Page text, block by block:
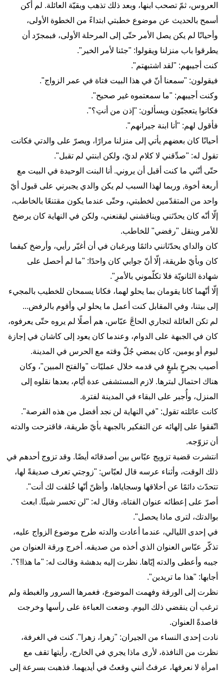
العروس، ثمّ تصحب ابنها، وبعد ذلك تذهب وبقيّة العائلة. لم أكن
أسمح بالحديث عن موضوع خطبتي ابتداءً من الخطوة الأولى،
وأحيانًا لم يكن يصل الأمر حتّى إلى المرحلة الأولى، فبمجرّد أن
يطرقوا باب منزلنا ويقولوا: "جئنا لأمر الخير".
كنت أجيبهم: "لقد اشتبهتم".
فيقولون: "سمعنا أنّ في هذا البيت فتاة في عمر الزواج".
وكنت أجيبهم: "ما سمعتموه غير صحيح".
فكانوا يتعجبّون ويسألون: "إذن من أنتِ؟".
فأقول لهم: "أنا ابنة جيرانهم".
أحيانًا كان بعضهم يأتي إلى منزلنا مرارًا، ويصرّ على والدتي فكانت
تقول له: "صدِّقني لا كلام لديّ، ولكن ابنتي لم تقبل".
حتّى أنّني ما كنت أقبل أن يروني. أنا البنت الوحيدة في البيت مع
أربعة أخوة, وربما لهذا السبب لم يكن والدي يجبرني على قبول أيّ
واحد من المتقدّمين لخطبتي، وحتّى عندما يكون مقتنعًا بالخاطب،
إلّا أنّه كان يحدّثني ويناقشني ليقنعني، ولكن في النهاية كان يرضخ
للأمر وينقل "رفضي" للخاطب.
كان والداي يحدّثانني دائمًا ويرغبان في أن أغيّر رأيي، وأرضخ كيفما
كان وبأيّ طريقة، إلّا أنّ جوابي كان واحدًا: "ما لم أحصل على
شهادة الثانويّة فلا تكلّموني بالأمرِ".
إلّا أنّهما كانا يقومان بما يحلو لهما، فكانا يسمحان للخطيب بالمجيء
إلى بيتنا، وفي المقابل كنت أعمل ما يحلو لي وأقوم بالرفض...
لم تكن العائلة لتجاري الحاجَّ عبّاس، هم أصلًا لم يروه حتّى يعرفوه،
كان في الجبهة على الدوام، وعندما كان يعود إلى كاشان في إجازة
ليوم أو يومين، كان يمضي جُلّ وقته مع الحرس في المدينة.
أصيب بجرحٍ بليغٍ في قدمه خلال عمليّات "والفتح المبين"، وكان
هناك احتمال لبترها. لازم المستشفى عدة أيّام، بعدها نقلوه إلى
المنزل، وأُجبر على البقاء في المدينة لفترة.
كانت عائلته تقول: "في النهاية لن نجد أفضل من هذه الفرصة".
اتّفقوا على إلهائه عن التفكير بالجبهة بأيّ طريقة، فاقترحت والدته
أن تزوّجه.
انتشرت قضية تزويج عبّاس بين أصدقائه أيضًا. وقد تزوج أحدهم في
ذلك الوقت، وأثناء عرسه قال لعبّاس: "زوجتي تعرف صديقةً لها،
تتحدّث دائمًا عن أخلاقها وسجاياها، وأظنّ أنّها خُلقت لك أنت".
أصرّ على إعطائه عنوان الفتاة، وقال له: "لن تخسر شيئًا. ابعث
بوالدتك، لترى ماذا يحصل".
في إحدى الليالي، عندما أعادت والدته طرح موضوع الزواج عليه،
تذكّر عبّاس العنوان الذي أخذه من صديقه. أخرج ورقة العنوان من
جيبه وأعطى والدته إيّاها. نظرت إليه بدهشة وقالت له: "ما هذا!؟".
أجابها: "هذا ما تريدين".
نظرت إلى الورقة وفهمت الموضوع، فغمرها السرور والغبطة ولم
ترغب أن ينقضي ذلك اليوم. وضعت العباءة على رأسها وخرجت
قاصدةً العنوان.
نادت إحدى النساء من الجيران: "زهرا، زهرا". كنت في الغرفة،
نظرت من النافذة، لأرى ماذا يجري في الخارج، رأيتها تقف مع
امرأة لا نعرفها، عرفتُ أنني وقعتُ في أيديهما. فذهبت بسرعة إلى